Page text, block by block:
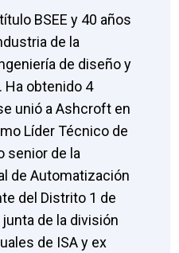
BSEE y 40 años
de la
de diseño y
obtenido 4
unió a Ashcroft en
Líder Técnico de
senior de la
de Automatización
del Distrito 1 de
de la división
de ISA y ex